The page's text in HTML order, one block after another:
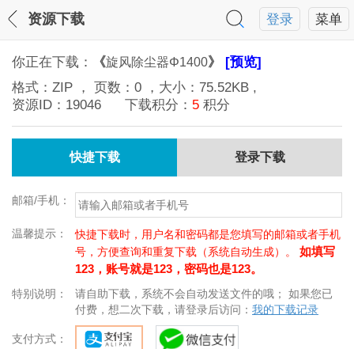
菜单
登录
资源下载
你正在下载： 《旋风除尘器Φ1400》 [预览]
格式： ZIP ， 页数： 0 ，大小： 75.52KB ,
资源ID： 19046 下载积分： 5 积分
快捷下载 登录下载
邮箱/手机：
温馨提示：
快捷下载时，用户名和密码都是您填写的邮箱或者手机
号，方便查询和重复下载（系统自动生成）。 如填写
123，账号就是123，密码也是123。
特别说明：
请自助下载，系统不会自动发送文件的哦； 如果您已
付费，想二次下载，请登录后访问： 我的下载记录
支付方式：